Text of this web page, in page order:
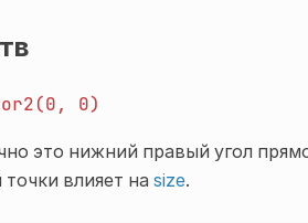
0)
это нижний правый угол
влияет на size.